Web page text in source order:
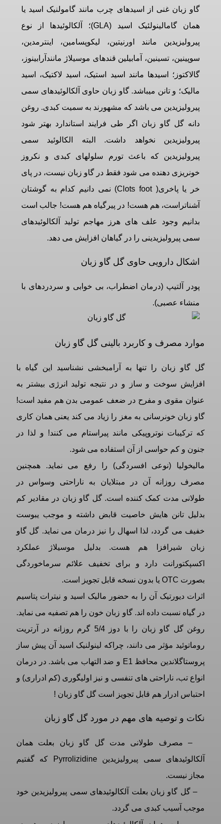
گاو زبان غنی از اسیدهای چرب مانند گامولنیک اسید یا
همان گامالینولئیک اسید (GLA)؛ آلکالوئیدها از نوع
پیرولیزیدین مانند اورنیتین، لیکوپسامین، اینترمدین،
سوپینین، تسینین، آمابیلین قندهای موسیلاژ مانندآرابینوز،
گالاکتوز؛ اسیدها مانند اسید استیک، اسید لاکتیک، اسید
مالیک؛ و تانن میباشد. گاو زبان حاوی آلکالوئیدهای سمی
پیرولیزیدین می باشد که مشهورند به سمیت کبدی. روغن
دانه گل گاو زبان اگر طی فرایند استاندارد بهتر شود
پیرولیزیدین نخواهد داشت. البته الكالوئيد سمی
پیرولیزیدین که باعث تورم سلولهای کبدی و نکروز
خونریزی دهنده می شود فقط در گاو زبان نیست، در پای
خر یا پاخری( Clots foot) نمی دانیم کدام به گوشتان
آشناتراست، هم هست! در پیرگیاه هم هست! جالب است
بدانیم وجود علف های هرز مهاجم تولید آلکالوئیدهای
سمی پیرولیزیدینی را در گیاهان افزایش می دهد.
اشکال دارویی حاوی گل گاو زبان
پودر آلتیپ (درمان اضطراب، بی خوابی و سردردهای با
منشاء عصبی).
موارد مصرف و کاربرد بالینی گل گاو زبان
گل گاو زبان را تنها به آرامبخشی نشناسید این گیاه با
افزایش سوخت و ساز و در نتیجه تولید انرژی بیشتر به
عنوان مقوی و مفرح در ضعف عمومی بدن هم مفید است!
گاو زبان خونرسانی به مغز را زیاد می کند یعنی همان کاری
که ترکیبات نوتروپیکی مانند پیراستام می کنند! و لذا در
جنون و کم حواسی از آن استفاده می شود.
مالیخولیا (نوعی افسردگی) را رفع می نماید. همچنین
مصرف روزانه آن در مبتلایان به ناراحتی وسواس در
طولانی مدت کمک کننده است. گل گاو زبان در مقادیر کم
بدلیل تانن هایش خاصیت قابض داشته و موجب یبوست
خفیف می گردد، لذا اسهال را نیز درمان می نماید. گل گاو
زبان شیرافزا هم هست. بدلیل موسیلاژ عملکرد
اکسپکتورانت دارد و برای تخفیف علائم سرماخوردگی
بصورت OTC یا بدون نسخه قابل تجویز است.
اثرات دیورتیک آن را به حضور مالیک اسید و نیترات پتاسیم
در گیاه نسبت داده اند. گاو زبان خون را هم تصفیه می نماید.
روغن گل گاو زبان را با دوز 5/4 گرم روزانه در آرتریت
روماتوئید مؤثر می دانند، چراکه لینولنیک اسید آن پیش ساز
پروستاگلاندین محافظ E1 و ضد التهاب می باشد. در درمان
انواع تب، ناراحتی های تنفسی و نیز اولیگوری (کم ادراری) و
احتباس ادرار هم قابل تجویز است گل گاو زبان !
نکات و توصیه های مهم در مورد گل گاو زبان
– مصرف طولانی مدت گل گاو زبان بعلت همان
آلکالوئیدهای سمی پیرولیزیدین Pyrrolizidine که گفتیم
مجاز نیست.
– گل گاو زبان بعلت آلکالوئیدهای سمی پیرولیزیدین خود
موجب آسیب کبدی می گردد.